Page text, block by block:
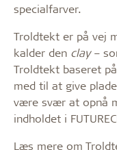
specialfarver.
Troldtekt er på vej
kalder den clay–
Troldtekt baseret på
med til at give
være svær at opnå
indholdet i
Læs mere om